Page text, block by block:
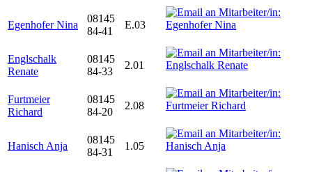
Egenhofer Nina
08145
84-41
E.03
Englschalk
Renate
08145
84-33
2.01
Furtmeier
Richard
08145
84-20
2.08
Hanisch Anja
08145
84-31
1.05